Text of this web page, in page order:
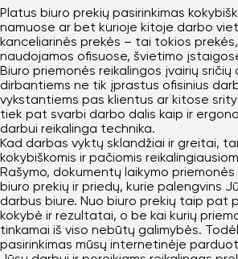
Platus biuro prekių pasirinkimas
namuose ar bet kurioje kitoje darbo
kanceliarinės prekės – tai tokios
naudojamos ofisuose, švietimo
Biuro priemonės reikalingos įvairių
dirbantiems ne tik įprastus ofisinius
vykstantiems pas klientus ar kitose
tiek pat svarbi darbo dalis kaip ir
darbui reikalinga technika.
Kad darbas vyktų sklandžiai ir greitai,
kokybiškomis ir pačiomis
Rašymo, dokumentų laikymo
biuro prekių ir priedų, kurie palengvins
darbus biure. Nuo biuro prekių taip pat
kokybė ir rezultatai, o be kai kurių
tinkamai iš viso nebūtų galimybės.
pasirinkimas mūsų internetinėje